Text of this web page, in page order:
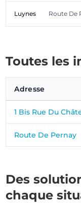
Luynes Route De
Toutes les
Adresse
1 Bis Rue Du
Route De Pernay
Des
chaque